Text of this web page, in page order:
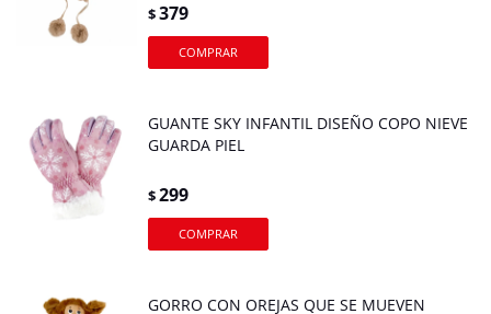
$379
GUANTE SKY INFANTIL DISEÑO COPO NIEVE
GUARDA PIEL
$299
GORRO CON OREJAS QUE SE MUEVEN